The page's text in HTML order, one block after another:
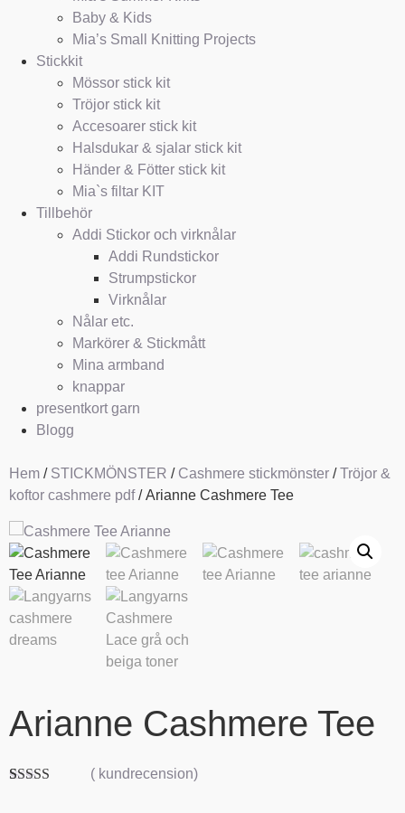
Baby & Kids
Mia’s Small Knitting Projects
Stickkit
Mössor stick kit
Tröjor stick kit
Accesoarer stick kit
Halsdukar & sjalar stick kit
Händer & Fötter stick kit
Mia`s filtar KIT
Tillbehör
Addi Stickor och virknålar
Addi Rundstickor
Strumpstickor
Virknålar
Nålar etc.
Markörer & Stickmått
Mina armband
knappar
presentkort garn
Blogg
Hem / STICKMÖNSTER / Cashmere stickmönster /Tröjor &
koftor cashmere pdf/ Arianne Cashmere Tee
Arianne Cashmere Tee
( kundrecension)